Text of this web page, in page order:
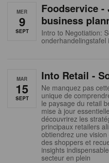
MER
9
SEPT
Foodservice -
business
Intro to Negotiation:
onderhandelingstafel
MAR
15
SEPT
Into Retail -
Ne manquez pas
unique de
le paysage du retail
mise à jour
découvrirez les
principaux retailers
obtiendrez une
des shoppers et
insights
secteur en plein